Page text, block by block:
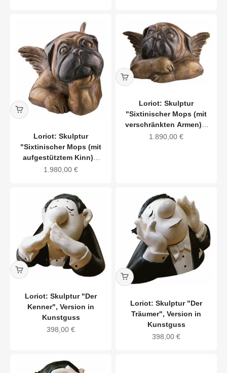
Loriot: Skulptur
"Sixtinischer Mops (mit
aufgestütztem Kinn)",
Version in Bronze
Angebot
1.980,00 €
Loriot: Skulptur
"Sixtinischer Mops (mit
verschränkten Armen)",
Version in Bronze
Angebot
1.890,00 €
Loriot: Skulptur "Der
Kenner", Version in
Kunstguss
Angebot
398,00 €
Loriot: Skulptur "Der
Träumer", Version in
Kunstguss
Angebot
398,00 €